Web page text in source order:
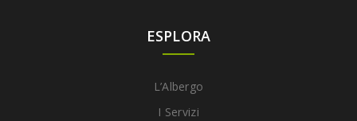
ESPLORA
L’Albergo
I Servizi